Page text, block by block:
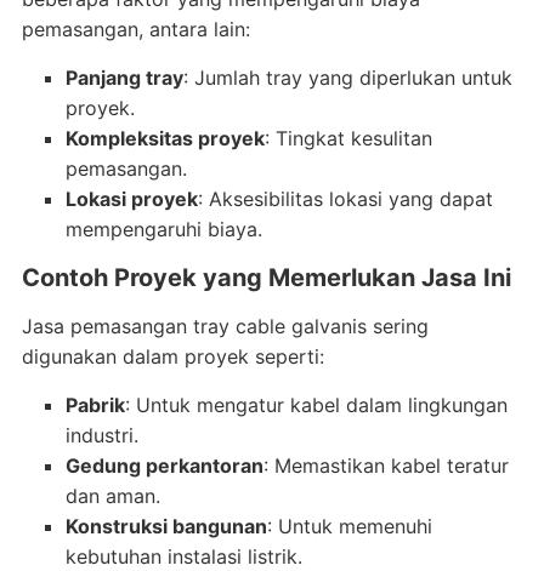
pemasangan, antara lain:
Panjang tray: Jumlah tray yang diperlukan untuk
proyek.
Kompleksitas proyek: Tingkat kesulitan
pemasangan.
Lokasi proyek: Aksesibilitas lokasi yang dapat
mempengaruhi biaya.
Contoh Proyek yang Memerlukan Jasa Ini
Jasa pemasangan tray cable galvanis sering
digunakan dalam proyek seperti:
Pabrik: Untuk mengatur kabel dalam lingkungan
industri.
Gedung perkantoran: Memastikan kabel teratur
dan aman.
Konstruksi bangunan: Untuk memenuhi
kebutuhan instalasi listrik.